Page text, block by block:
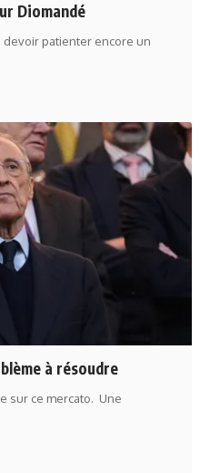
Diomandé
devoir patienter encore un
à résoudre
sur ce mercato. Une